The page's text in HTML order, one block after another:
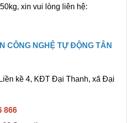
xin vui lòng liên hệ:
CÔNG NGHỆ TỰ ĐỘNG TÂN
kề 4, KĐT Đại Thanh, xã Đại
866